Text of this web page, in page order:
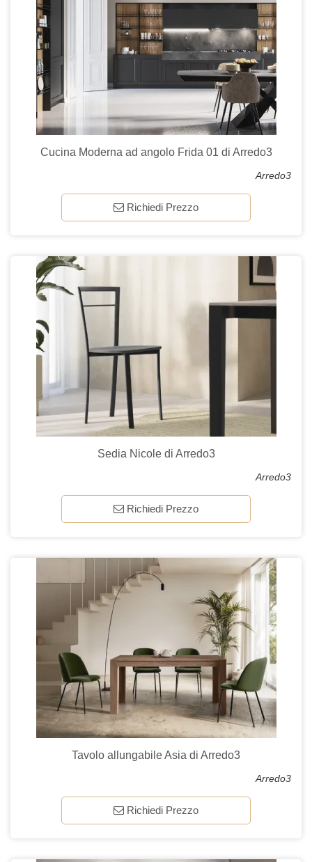
Cucina Moderna ad angolo Frida 01 di Arredo3
Arredo3
Richiedi Prezzo
Sedia Nicole di Arredo3
Arredo3
Richiedi Prezzo
Tavolo allungabile Asia di Arredo3
Arredo3
Richiedi Prezzo